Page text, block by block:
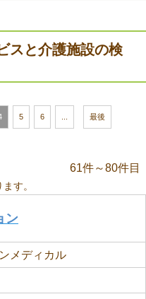
スと介護施設の検
5 6 最後
61件～80件目
す。
ン
メディカル